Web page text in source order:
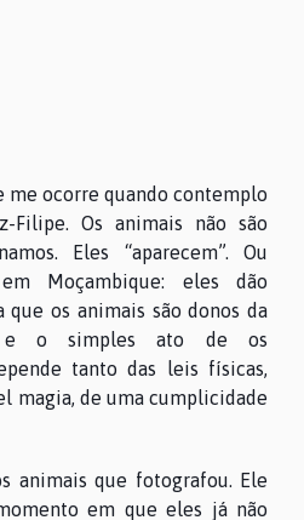
me ocorre quando contemplo
Filipe. Os animais não são
Eles “aparecem”. Ou
Moçambique: eles dão
que os animais são donos da
e o simples ato de os
tanto das leis físicas,
magia, de uma cumplicidade
animais que fotografou. Ele
em que eles já não